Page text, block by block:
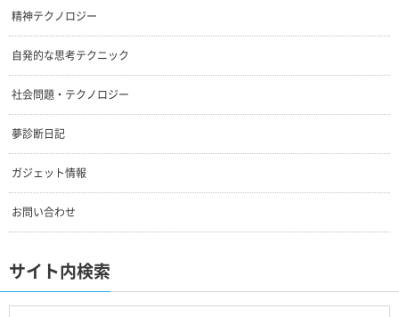
精神テクノロジー
自発的な思考テクニック
社会問題・テクノロジー
夢診断日記
ガジェット情報
お問い合わせ
サイト内検索